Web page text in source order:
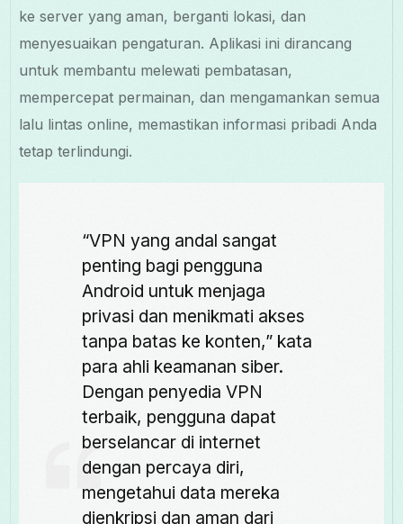
ke server yang aman, berganti lokasi, dan
menyesuaikan pengaturan. Aplikasi ini dirancang
untuk membantu melewati pembatasan,
mempercepat permainan, dan mengamankan semua
lalu lintas online, memastikan informasi pribadi Anda
tetap terlindungi.
“VPN yang andal sangat
penting bagi pengguna
Android untuk menjaga
privasi dan menikmati akses
tanpa batas ke konten,” kata
para ahli keamanan siber.
Dengan penyedia VPN
terbaik, pengguna dapat
berselancar di internet
dengan percaya diri,
mengetahui data mereka
dienkripsi dan aman dari